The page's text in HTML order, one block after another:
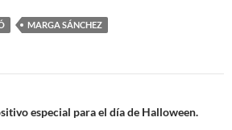
ailMARGA SÁNCHEZ
especial para el día de Halloween.